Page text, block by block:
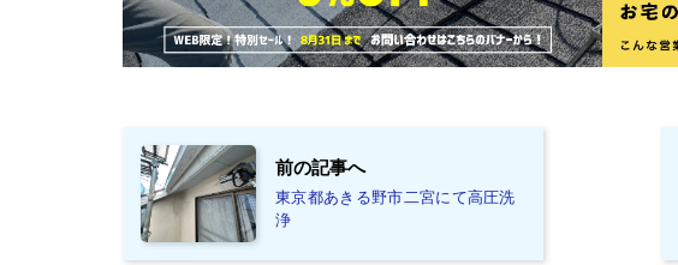
前の記事へ
東京都あきる野市二宮にて高圧洗
浄